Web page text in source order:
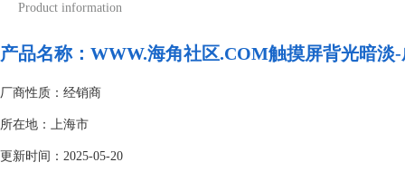
Product information
产品名称： WWW.海角社区.COM触摸屏背光暗淡
厂商性质：经销商
所在地：上海市
更新时间：2025-05-20